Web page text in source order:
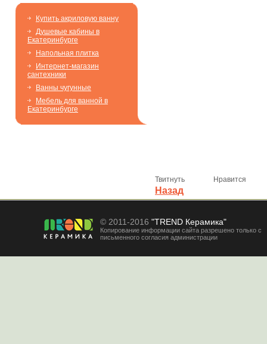
Купить акриловую ванну
Душевые кабины в
Екатеринбурге
Напольная плитка
Интернет-магазин
сантехники
Ванны чугунные
Мебель для ванной в
Екатеринбурге
Твитнуть Нравится
Назад
© 2011-2016 "TREND Керамика"
Копирование информации сайта разрешено только с
письменного согласия администрации